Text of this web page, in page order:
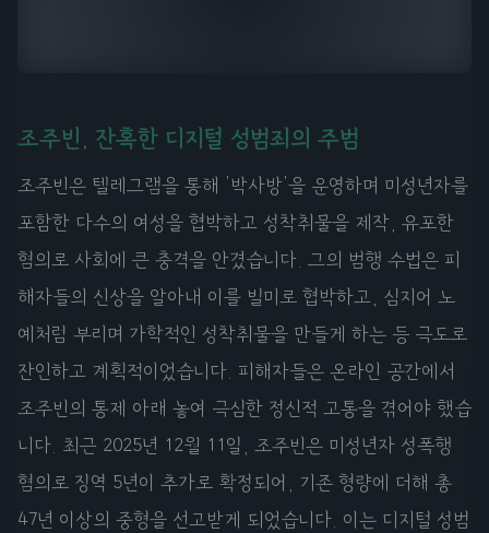
조주빈, 잔혹한 디지털 성범죄의 주범
조주빈은 텔레그램을 통해 '박사방'을 운영하며 미성년자를
포함한 다수의 여성을 협박하고 성착취물을 제작, 유포한
혐의로 사회에 큰 충격을 안겼습니다. 그의 범행 수법은 피
해자들의 신상을 알아내 이를 빌미로 협박하고, 심지어 노
예처럼 부리며 가학적인 성착취물을 만들게 하는 등 극도로
잔인하고 계획적이었습니다. 피해자들은 온라인 공간에서
조주빈의 통제 아래 놓여 극심한 정신적 고통을 겪어야 했습
니다. 최근 2025년 12월 11일, 조주빈은 미성년자 성폭행
혐의로 징역 5년이 추가로 확정되어, 기존 형량에 더해 총
47년 이상의 중형을 선고받게 되었습니다. 이는 디지털 성범